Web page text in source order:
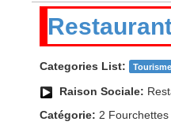
Categories List: Tourisme
Raison Sociale:
Catégorie: 2 Fourchettes